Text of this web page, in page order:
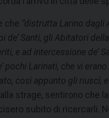
che “distrutta Larino dagli
de’ Santi, gli Abitatori
e ad intercessione de’
pochi Larinati, che vi
così appunto gli
strage, sentirono che
subito di ricercarli.